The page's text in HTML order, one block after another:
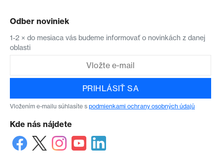
Odber noviniek
1-2 × do mesiaca vás budeme informovať o novinkách z danej
oblasti
PRIHLÁSIŤ SA
Vložením e-mailu súhlasíte s podmienkami ochrany osobných údajů
Kde nás nájdete